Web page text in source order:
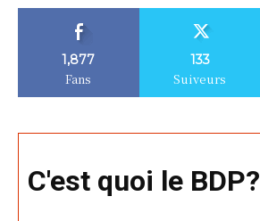
1,877
Fans
133
Suiveurs
C'est quoi le BDP?